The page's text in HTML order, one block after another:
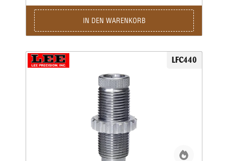
sichern.Der Crimp entspricht dem einer Fabrikpatrone.Bei
zylindrischen Faustfeuerwaffenhülsen wird der Hülsenmund
entweder über einen Tapercrimp für Pistolenpatronen oder
einen Rollcrimp bei Revolverpatronen gecrimpt.Ein
zusätzlicher Hartmetall-Kalibrierring glättet anschließend
aufgeworfenes Material.Der Geschosssitz ist deutlich fester,
als bei anderen Crimpmatrizen.Selbst bei stärksten
Magnum-Revolverladungen werden die Geschosse sicher in
IN DEN WARENKORB
LFC440